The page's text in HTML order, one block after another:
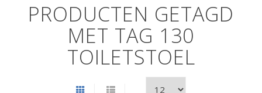
PRODUCTEN GETAGD
MET TAG 130
TOILETSTOEL